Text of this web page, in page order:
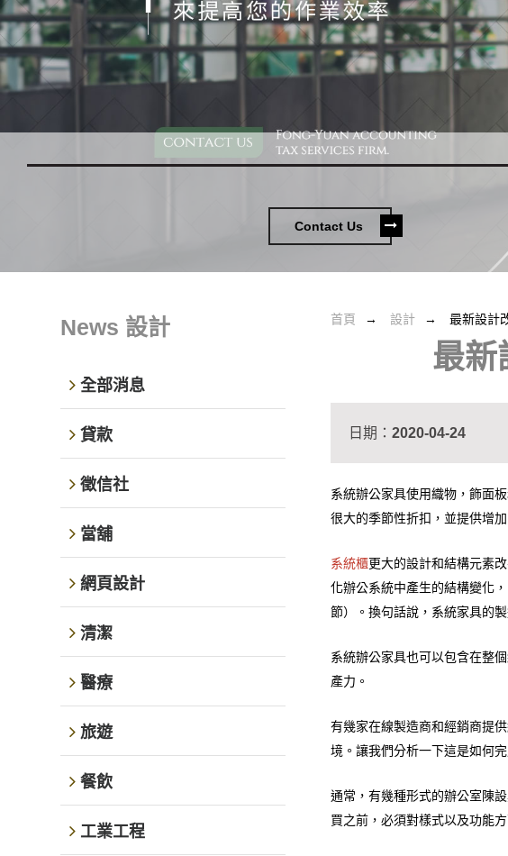
Contact Us
首頁 設計 最新設計
最新
日期：2020-04-24
系統辦公家具使用織物，飾面
很大的季節性折扣，並提供增
系統櫃更大的設計和結構元素
化辦公系統中產生的結構變化，
節）。換句話說，系統家具的
系統辦公家具也可以包含在整
產力。
有幾家在線製造商和經銷商提
境。讓我們分析一下這是如何完
通常，有幾種形式的辦公室陳
買之前，必須對樣式以及功能
News 設計
全部消息
貸款
徵信社
當舖
網頁設計
清潔
醫療
旅遊
餐飲
工業工程